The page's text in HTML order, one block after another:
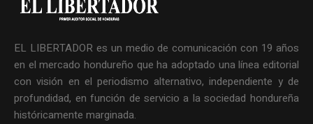
EL LIBERTADOR es un medio de comunicación con 19 años
en el mercado hondureño que ha adoptado una línea editorial
con visión en el periodismo alternativo, independiente y de
profundidad, en función de servicio a la sociedad hondureña
históricamente marginada.